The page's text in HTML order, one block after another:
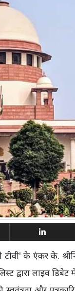
के एंकर के.
द्वारा लाइव